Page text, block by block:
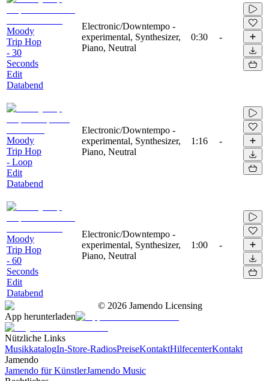
Moody
Trip Hop
- 30
Seconds
Edit
Databend
Electronic/Downtempo -
experimental, Synthesizer,
Piano, Neutral
0:30 -
Moody
Trip Hop
- Loop
Edit
Databend
Electronic/Downtempo -
experimental, Synthesizer,
Piano, Neutral
1:16 -
Moody
Trip Hop
- 60
Seconds
Edit
Databend
Electronic/Downtempo -
experimental, Synthesizer,
Piano, Neutral
1:00 -
© 2026 Jamendo Licensing
App herunterladen
Nützliche Links
MusikkatalogIn-Store-RadiosPreiseKontaktHilfecenterKontakt
Jamendo
Jamendo für KünstlerJamendo Music